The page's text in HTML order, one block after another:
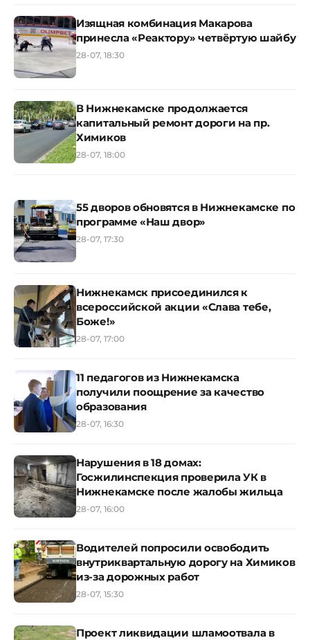
Изящная комбинация Макарова
принесла «Реактору» четвёртую шайбу
28-07, 18:30
В Нижнекамске продолжается
капитальный ремонт дороги на пр.
Химиков
28-07, 18:00
55 дворов обновятся в Нижнекамске по
программе «Наш двор»
28-07, 17:30
Нижнекамск присоединился к
всероссийской акции «Слава тебе,
Боже!»
28-07, 17:00
11 педагогов из Нижнекамска
получили поощрение за качество
образования
28-07, 16:30
Нарушения в 18 домах:
Госжилинспекция проверила УК в
Нижнекамске после жалобы жильца
28-07, 16:00
Водителей попросили освободить
внутриквартальную дорогу на Химиков
из-за дорожных работ
28-07, 15:30
Проект ликвидации шламоотвала в